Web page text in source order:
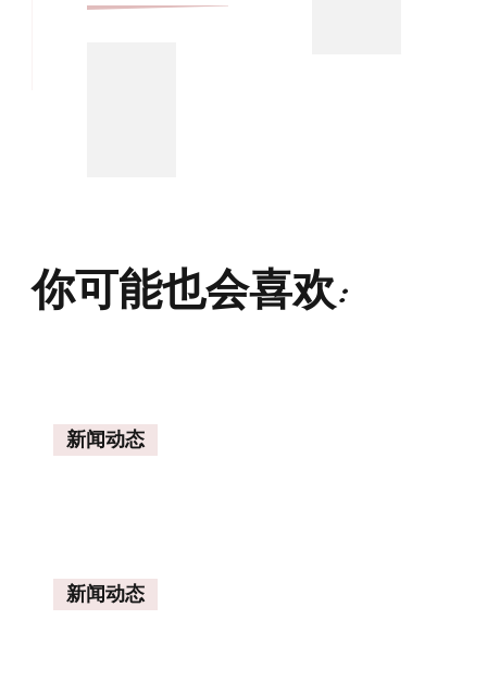
你可能也会喜欢:
新闻动态
新闻动态